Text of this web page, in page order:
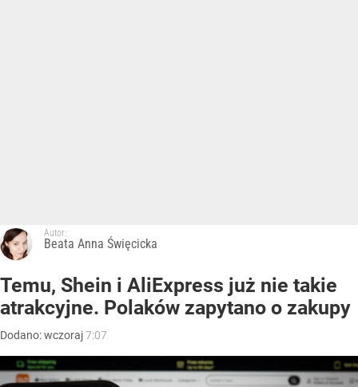
Autor:
Beata Anna Święcicka
Temu, Shein i AliExpress już nie takie
atrakcyjne. Polaków zapytano o zakupy
Dodano:wczoraj7:07